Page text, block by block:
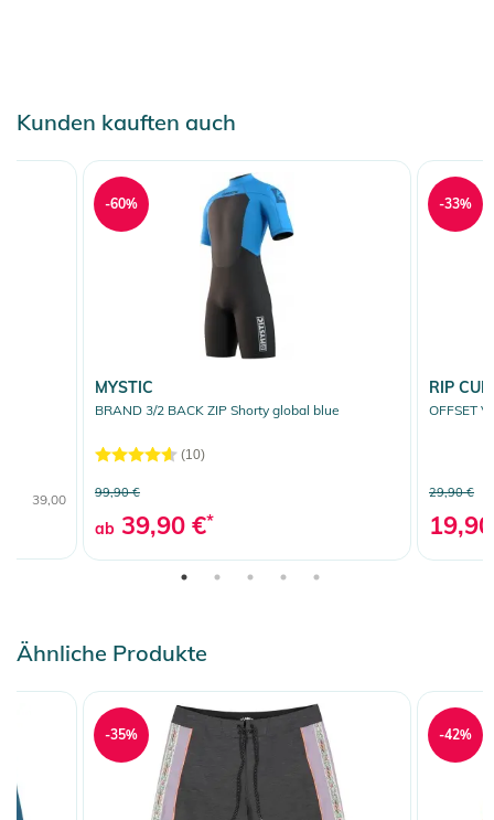
Kunden kauften auch
39,00
MYSTIC
BRAND 3/2 BACK ZIP Shorty global blue
(10)
99,90 €
ab 39,90 €*
-60%
RIP
OFFSET
29,90 €
-33%
Ähnliche Produkte
-35% -42%